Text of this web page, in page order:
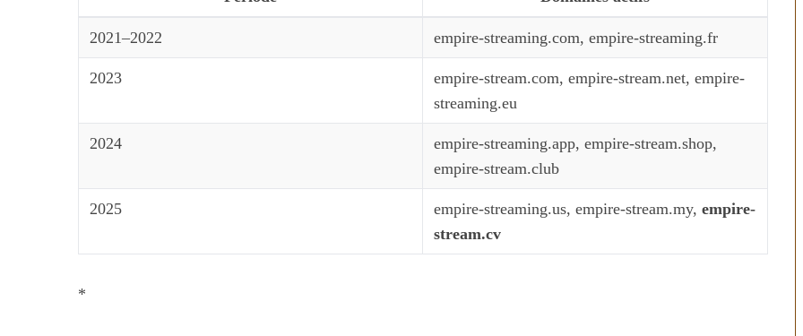
2021–2022 empire-streaming.com, empire-streaming.fr
2023
empire-stream.com, empire-stream.net, empire-
streaming.eu
2024
empire-streaming.app, empire-stream.shop,
empire-stream.club
2025 empire-streaming.us, empire-stream.my, empire-
stream.cv
*
r